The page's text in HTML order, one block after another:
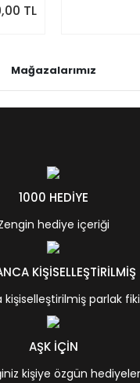
TL
Mağazalarımız
1000 HEDİYE
hediye içeriği
KİŞİSELLEŞTİRİLMİŞ
kişiselleştirilmiş parlak
AŞK İÇİN
kişiye özgün hediyeler